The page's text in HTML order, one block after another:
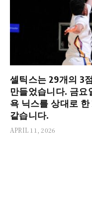
셀틱스는 29개의 3
만들었습니다. 금요
욕 닉스를 상대로
같습니다.
APRIL 11, 2026